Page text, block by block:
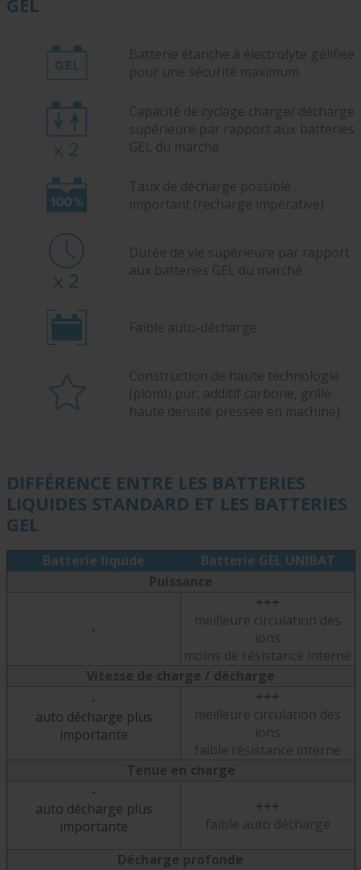
Batterie étanche à électrolyte gélifiée
pour une sécurité maximum
Capacité de cyclage charge/ décharge
supérieure par rapport aux batteries
GEL du marché
Taux de décharge possible
important (recharge impérative)
Durée de vie supérieure par rapport
aux batteries GEL du marché
Faible auto-décharge
Construction de haute technologie
(plomb pur, additif carbone, grille
haute densité pressée en machine).
DIFFÉRENCE ENTRE LES BATTERIES
LIQUIDES STANDARD ET LES BATTERIES
GEL
Batterie liquide
Batterie GEL UNIBAT
Puissance
-
+++
meilleure circulation des
ions
moins de résistance interne
Vitesse de charge / décharge
-
auto décharge plus
importante
+++
meilleure circulation des
ions
faible résistance interne
Tenue en charge
-
auto décharge plus
importante
+++
faible auto décharge
Décharge profonde